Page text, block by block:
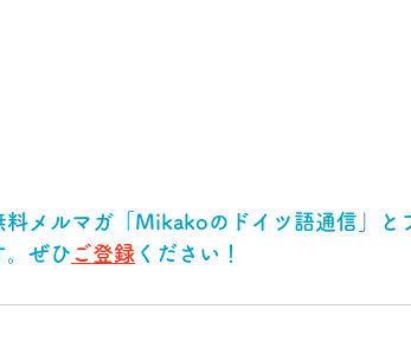
料メルマガ「Mikakoのドイツ語通信」と
。ぜひ ご登録 ください！